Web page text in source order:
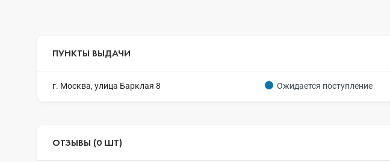
ПУНКТЫ ВЫДАЧИ
г. Москва, улица Барклая 8 Ожидается поступление
ОТЗЫВЫ (0 ШТ)